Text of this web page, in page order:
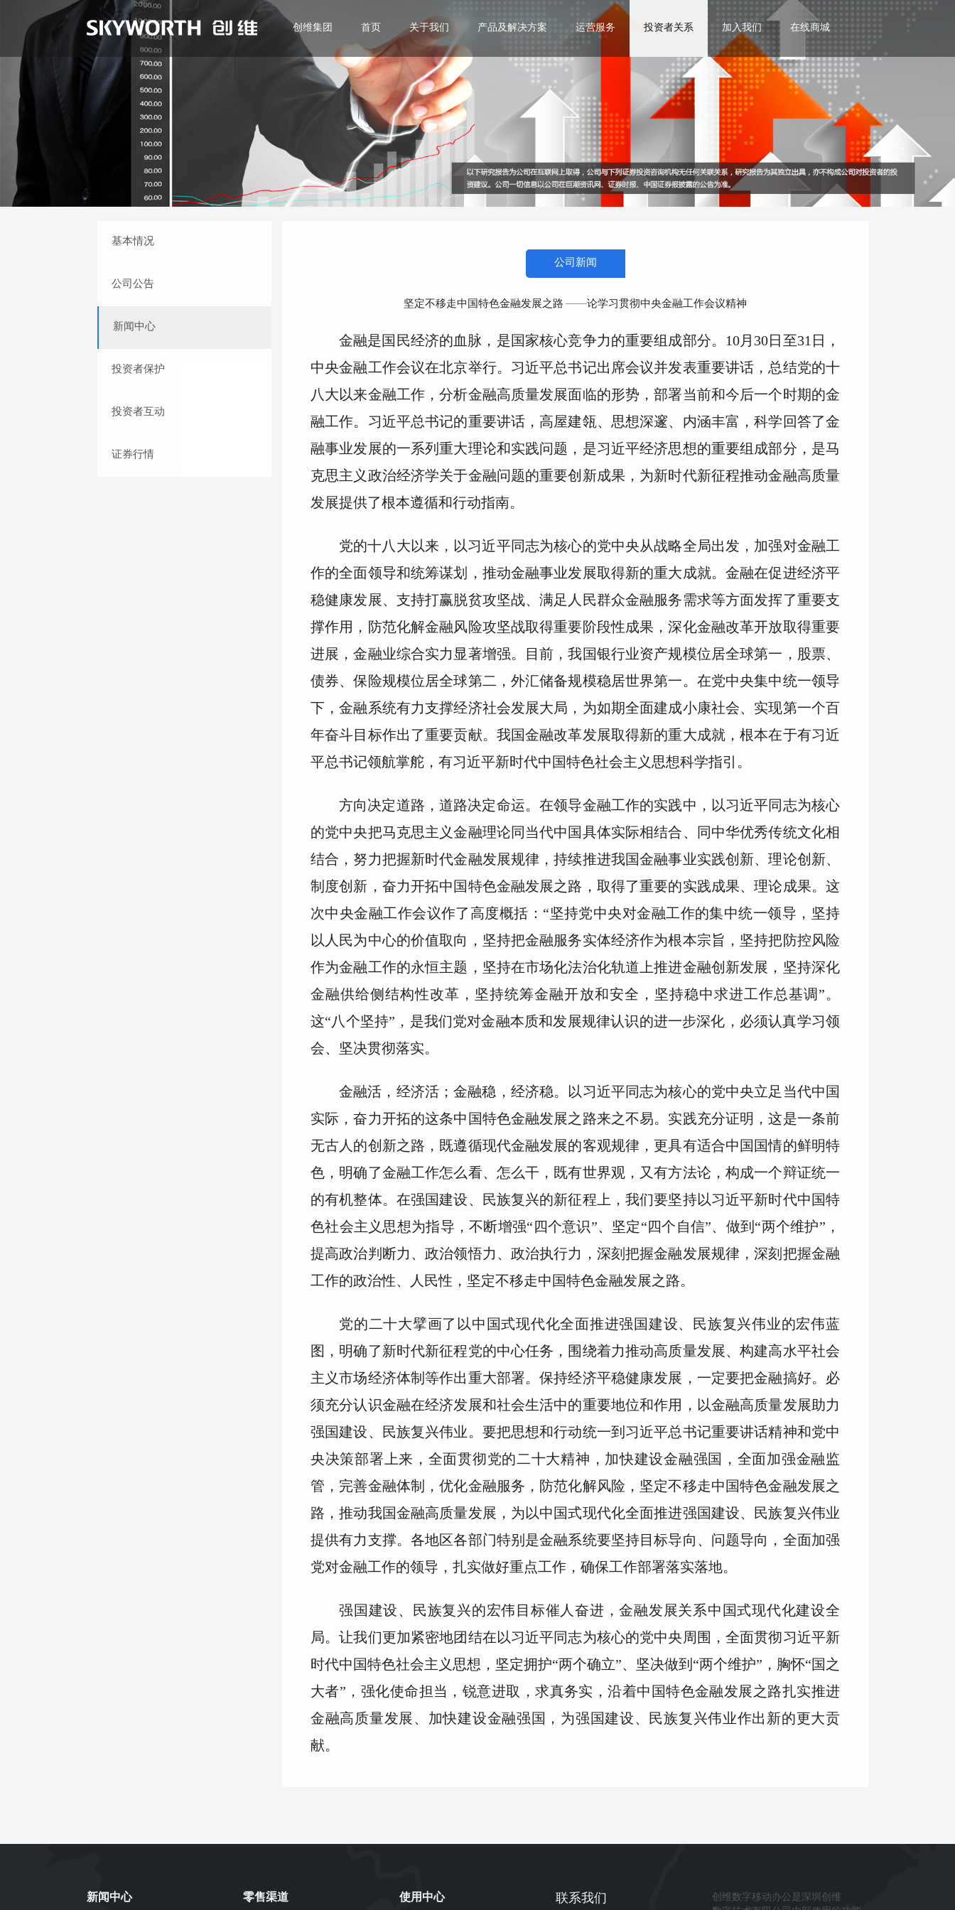
创维集团 首页 关于我们 产品及解决方案 运营服务 投资者关系 加入我们 在线商城
基本情况
公司公告
新闻中心
投资者保护
投资者互动
证券行情
公司新闻
坚定不移走中国特色金融发展之路 ——论学习贯彻中央金融工作会议精神
金融是国民经济的血脉，是国家核心竞争力的重要组成部分。10月30日至31日，
中央金融工作会议在北京举行。习近平总书记出席会议并发表重要讲话，总结党的十
八大以来金融工作，分析金融高质量发展面临的形势，部署当前和今后一个时期的金
融工作。习近平总书记的重要讲话，高屋建瓴、思想深邃、内涵丰富，科学回答了金
融事业发展的一系列重大理论和实践问题，是习近平经济思想的重要组成部分，是马
克思主义政治经济学关于金融问题的重要创新成果，为新时代新征程推动金融高质量
发展提供了根本遵循和行动指南。
党的十八大以来，以习近平同志为核心的党中央从战略全局出发，加强对金融工
作的全面领导和统筹谋划，推动金融事业发展取得新的重大成就。金融在促进经济平
稳健康发展、支持打赢脱贫攻坚战、满足人民群众金融服务需求等方面发挥了重要支
撑作用，防范化解金融风险攻坚战取得重要阶段性成果，深化金融改革开放取得重要
进展，金融业综合实力显著增强。目前，我国银行业资产规模位居全球第一，股票、
债券、保险规模位居全球第二，外汇储备规模稳居世界第一。在党中央集中统一领导
下，金融系统有力支撑经济社会发展大局，为如期全面建成小康社会、实现第一个百
年奋斗目标作出了重要贡献。我国金融改革发展取得新的重大成就，根本在于有习近
平总书记领航掌舵，有习近平新时代中国特色社会主义思想科学指引。
方向决定道路，道路决定命运。在领导金融工作的实践中，以习近平同志为核心
的党中央把马克思主义金融理论同当代中国具体实际相结合、同中华优秀传统文化相
结合，努力把握新时代金融发展规律，持续推进我国金融事业实践创新、理论创新、
制度创新，奋力开拓中国特色金融发展之路，取得了重要的实践成果、理论成果。这
次中央金融工作会议作了高度概括：“坚持党中央对金融工作的集中统一领导，坚持
以人民为中心的价值取向，坚持把金融服务实体经济作为根本宗旨，坚持把防控风险
作为金融工作的永恒主题，坚持在市场化法治化轨道上推进金融创新发展，坚持深化
金融供给侧结构性改革，坚持统筹金融开放和安全，坚持稳中求进工作总基调”。
这“八个坚持”，是我们党对金融本质和发展规律认识的进一步深化，必须认真学习领
会、坚决贯彻落实。
金融活，经济活；金融稳，经济稳。以习近平同志为核心的党中央立足当代中国
实际，奋力开拓的这条中国特色金融发展之路来之不易。实践充分证明，这是一条前
无古人的创新之路，既遵循现代金融发展的客观规律，更具有适合中国国情的鲜明特
色，明确了金融工作怎么看、怎么干，既有世界观，又有方法论，构成一个辩证统一
的有机整体。在强国建设、民族复兴的新征程上，我们要坚持以习近平新时代中国特
色社会主义思想为指导，不断增强“四个意识”、坚定“四个自信”、做到“两个维护”，
提高政治判断力、政治领悟力、政治执行力，深刻把握金融发展规律，深刻把握金融
工作的政治性、人民性，坚定不移走中国特色金融发展之路。
党的二十大擘画了以中国式现代化全面推进强国建设、民族复兴伟业的宏伟蓝
图，明确了新时代新征程党的中心任务，围绕着力推动高质量发展、构建高水平社会
主义市场经济体制等作出重大部署。保持经济平稳健康发展，一定要把金融搞好。必
须充分认识金融在经济发展和社会生活中的重要地位和作用，以金融高质量发展助力
强国建设、民族复兴伟业。要把思想和行动统一到习近平总书记重要讲话精神和党中
央决策部署上来，全面贯彻党的二十大精神，加快建设金融强国，全面加强金融监
管，完善金融体制，优化金融服务，防范化解风险，坚定不移走中国特色金融发展之
路，推动我国金融高质量发展，为以中国式现代化全面推进强国建设、民族复兴伟业
提供有力支撑。各地区各部门特别是金融系统要坚持目标导向、问题导向，全面加强
党对金融工作的领导，扎实做好重点工作，确保工作部署落实落地。
强国建设、民族复兴的宏伟目标催人奋进，金融发展关系中国式现代化建设全
局。让我们更加紧密地团结在以习近平同志为核心的党中央周围，全面贯彻习近平新
时代中国特色社会主义思想，坚定拥护“两个确立”、坚决做到“两个维护”，胸怀“国之
大者”，强化使命担当，锐意进取，求真务实，沿着中国特色金融发展之路扎实推进
金融高质量发展、加快建设金融强国，为强国建设、民族复兴伟业作出新的更大贡
献。
新闻中心 零售渠道 使用中心 联系我们
创维数字移动办公是深圳创维